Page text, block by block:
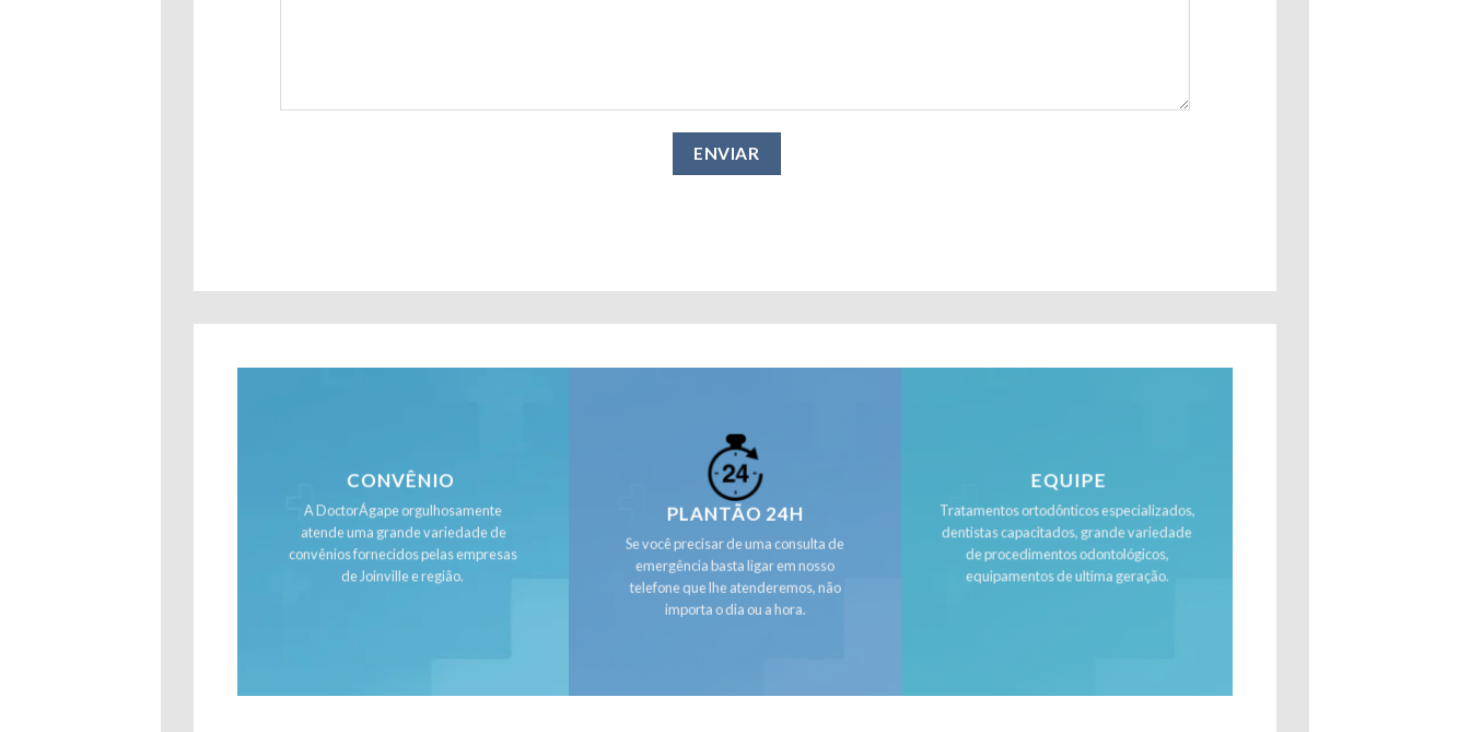
CONVÊNIO
A DoctorÁgape orgulhosamente
atende uma grande variedade de
convênios fornecidos pelas empresas
de Joinville e região.
PLANTÃO 24H
Se você precisar de uma consulta de
emergência basta ligar em nosso
telefone que lhe atenderemos, não
importa o dia ou a hora.
EQUIPE
Tratamentos ortodônticos especializados,
dentistas capacitados, grande variedade
de procedimentos odontológicos,
equipamentos de ultima geração.